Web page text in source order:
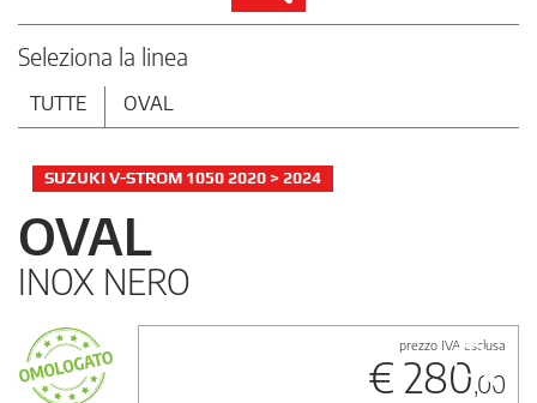
Seleziona la linea
TUTTE OVAL
SUZUKI V-STROM 1050 2020 > 2024
OVAL
INOX NERO
prezzo IVA esclusa
€ 280,00